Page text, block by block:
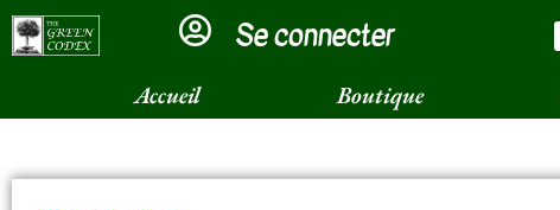
Se connecter
Accueil Boutique